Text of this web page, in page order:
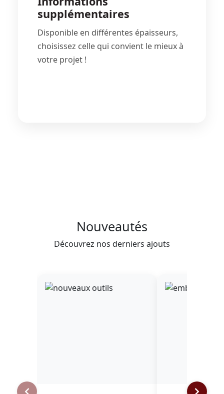
supplémentaires
Disponible en différentes épaisseurs,
choisissez celle qui convient le mieux à
votre projet !
Nouveautés
Découvrez nos derniers ajouts